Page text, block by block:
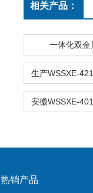
相关产品：
一体化双金
热销产品